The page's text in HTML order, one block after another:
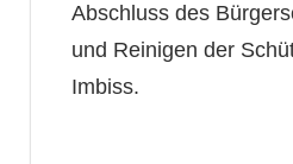
Abschluss des
und Reinigen der
Imbiss.